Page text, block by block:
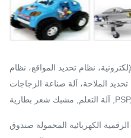
نظام تحديد المواقع، نظام
تحديد الملاحة، آلة صناعة الزجاجات
الكهربائية المحمولة صندوق